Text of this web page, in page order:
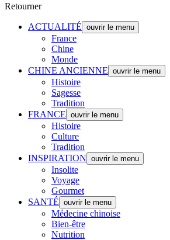
Retourner
ACTUALITÉ ouvrir le menu
France
Chine
Monde
CHINE ANCIENNE ouvrir le menu
Histoire
Sagesse
Tradition
FRANCE ouvrir le menu
Histoire
Culture
Tradition
INSPIRATION ouvrir le menu
Insolite
Voyage
Gourmet
SANTÉ ouvrir le menu
Médecine chinoise
Bien-être
Nutrition